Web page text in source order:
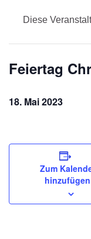
Diese
Feiertag
18. Mai 2023
Zum
hinzufügen